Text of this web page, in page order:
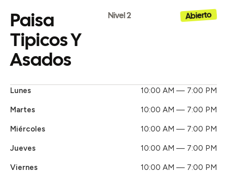
Paisa
Tipicos Y
Asados
Abierto
Nivel 2
Lunes 10:00 AM — 7:00 PM
Martes 10:00 AM — 7:00 PM
Miércoles 10:00 AM — 7:00 PM
Jueves 10:00 AM — 7:00 PM
Viernes 10:00 AM — 7:00 PM